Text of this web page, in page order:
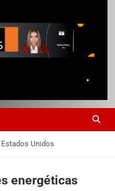
Unidos
energéticas